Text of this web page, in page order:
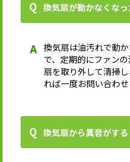
換気扇が動かなくなっ
換気扇は油汚れで動
で、定期的にファン
扇を取り外して清掃
れば一度お問い合わせ
換気扇から異音がする